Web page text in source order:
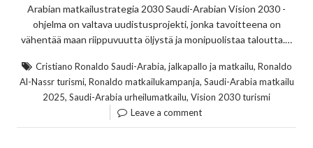
Arabian matkailustrategia 2030 Saudi-Arabian Vision 2030 -
ohjelma on valtava uudistusprojekti, jonka tavoitteena on
vähentää maan riippuvuutta öljystä ja monipuolistaa taloutta.…
Cristiano Ronaldo Saudi-Arabia, jalkapallo ja matkailu, Ronaldo
Al-Nassr turismi, Ronaldo matkailukampanja, Saudi-Arabia matkailu
2025, Saudi-Arabia urheilumatkailu, Vision 2030 turismi
Leave a comment